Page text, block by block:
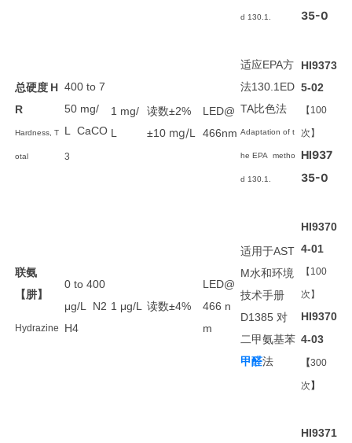
d 130.1.
35-0
总硬度 H
R
Hardness, T
otal
400 to 7
50 mg/
L CaCO
3
1 mg/
L
读数±2%
±10 mg/L
LED@
466nm
适应EPA方
法130.1ED
TA比色法
Adaptation of t
he EPA metho
d 130.1.
HI9373
5-02
【100
次】
HI937
35-0
联氨
【肼】
Hydrazine
0 to 400
μg/L
N2
H4
1 μg/L 读数±4%
LED@
466 n
m
适用于AST
M水和环境
技术手册
D1385 对
二甲氨基苯
甲醛法
HI9370
4-01
【100
次】
HI9370
4-03
【300
次】
HI9371